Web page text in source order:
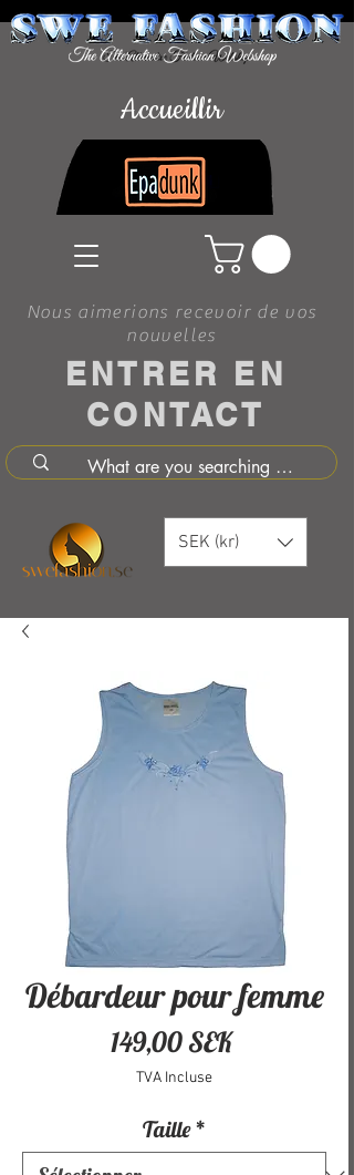
ENTRER EN
CONTACT
Nous aimerions recevoir de vos
nouvelles
Accueillir
SEK (kr)
Débardeur pour femme
149,00 SEKPrix
TVA Incluse
Taille *